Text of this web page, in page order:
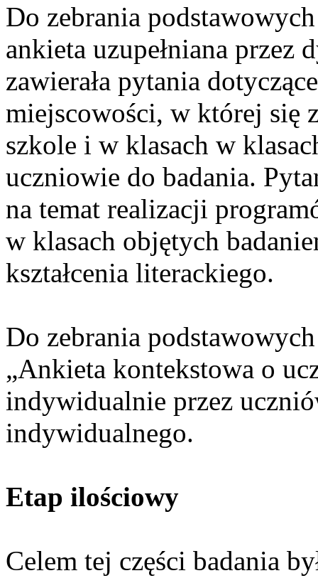
Do zebrania
ankieta uzupełniana przez
zawierała pytania
miejscowości, w której się
szkole i w klasach w
uczniowie do badania.
na temat realizacji
w klasach objętych
kształcenia literackiego.
Do zebrania
„Ankieta kontekstowa o
indywidualnie przez
indywidualnego.
Etap ilościowy
Celem tej części badania